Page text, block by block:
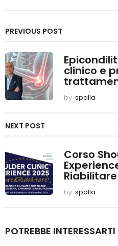
P
a
g
i
n
a
t
i
o
n
PREVIOUS POST
clinico e
by spalla
NEXT POST
Corso
Riabilitare
by spalla
POTREBBE INTERESSARTI